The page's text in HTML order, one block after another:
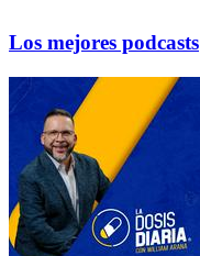
Los mejores podcasts